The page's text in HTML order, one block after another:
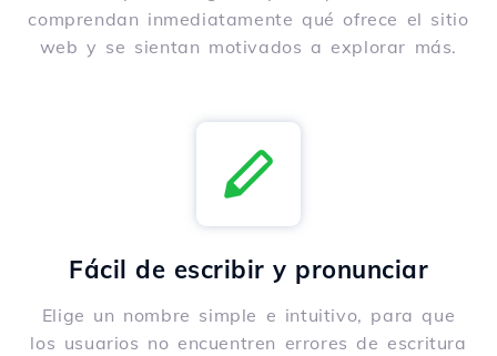
comprendan inmediatamente qué ofrece el sitio
web y se sientan motivados a explorar más.
Fácil de escribir y pronunciar
Elige un nombre simple e intuitivo, para que
los usuarios no encuentren errores de escritura